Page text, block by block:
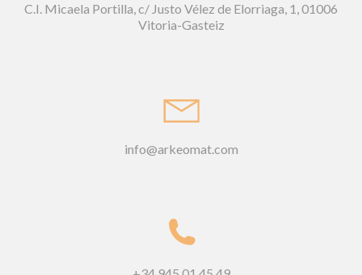
C.I. Micaela Portilla, c/ Justo Vélez de Elorriaga, 1, 01006
Vitoria-Gasteiz
info@arkeomat.com